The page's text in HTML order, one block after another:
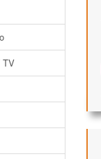
TV